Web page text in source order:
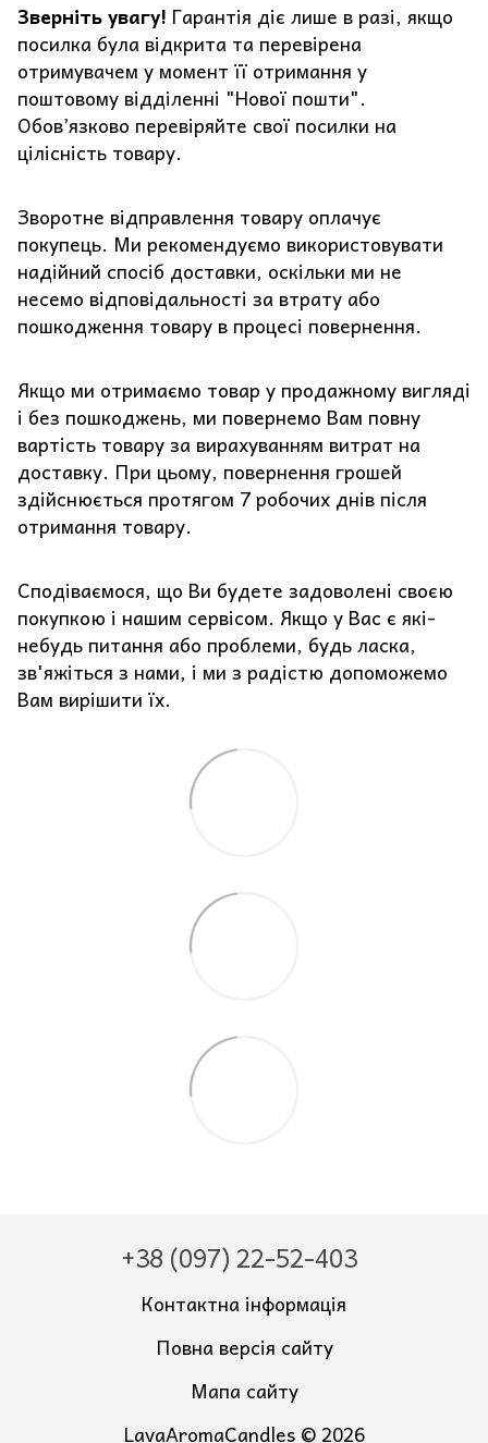
Зверніть увагу! Гарантія діє лише в разі, якщо
посилка була відкрита та перевірена
отримувачем у момент її отримання у
поштовому відділенні "Нової пошти".
Обов’язково перевіряйте свої посилки на
цілісність товару.
Зворотне відправлення товару оплачує
покупець. Ми рекомендуємо використовувати
надійний спосіб доставки, оскільки ми не
несемо відповідальності за втрату або
пошкодження товару в процесі повернення.
Якщо ми отримаємо товар у продажному вигляді
і без пошкоджень, ми повернемо Вам повну
вартість товару за вирахуванням витрат на
доставку. При цьому, повернення грошей
здійснюється протягом 7 робочих днів після
отримання товару.
Сподіваємося, що Ви будете задоволені своєю
покупкою і нашим сервісом. Якщо у Вас є які-
небудь питання або проблеми, будь ласка,
зв'яжіться з нами, і ми з радістю допоможемо
Вам вирішити їх.
+38 (097) 22-52-403
Контактна інформація
Повна версія сайту
Мапа сайту
LavaAromaCandles © 2026